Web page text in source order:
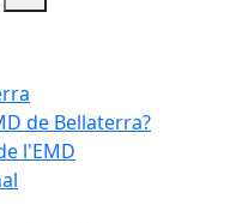
de Bellaterra?
l'EMD